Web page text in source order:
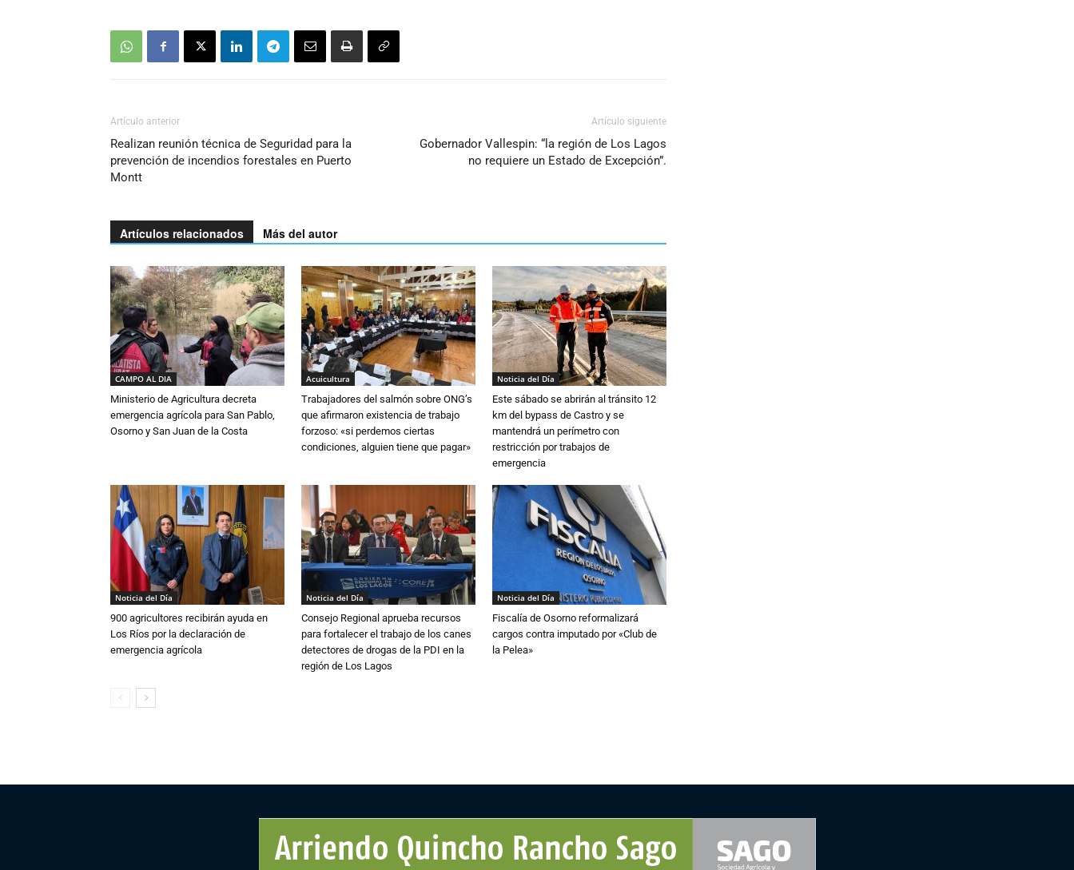
Artículo anterior
Realizan reunión técnica de Seguridad para la
prevención de incendios forestales en Puerto
Montt
Artículo siguiente
Gobernador Vallespin: “la región de Los Lagos
no requiere un Estado de Excepción”.
Artículos relacionados Más del autor
CAMPO AL DIA
Ministerio de Agricultura decreta
emergencia agrícola para San Pablo,
Osorno y San Juan de la Costa
Acuicultura
Trabajadores del salmón sobre ONG’s
que afirmaron existencia de trabajo
forzoso: «si perdemos ciertas
condiciones, alguien tiene que pagar»
Noticia del Día
Este sábado se abrirán al tránsito 12
km del bypass de Castro y se
mantendrá un perímetro con
restricción por trabajos de
emergencia
Noticia del Día
900 agricultores recibirán ayuda en
Los Ríos por la declaración de
emergencia agrícola
Noticia del Día
Consejo Regional aprueba recursos
para fortalecer el trabajo de los canes
detectores de drogas de la PDI en la
región de Los Lagos
Noticia del Día
Fiscalía de Osorno reformalizará
cargos contra imputado por «Club de
la Pelea»